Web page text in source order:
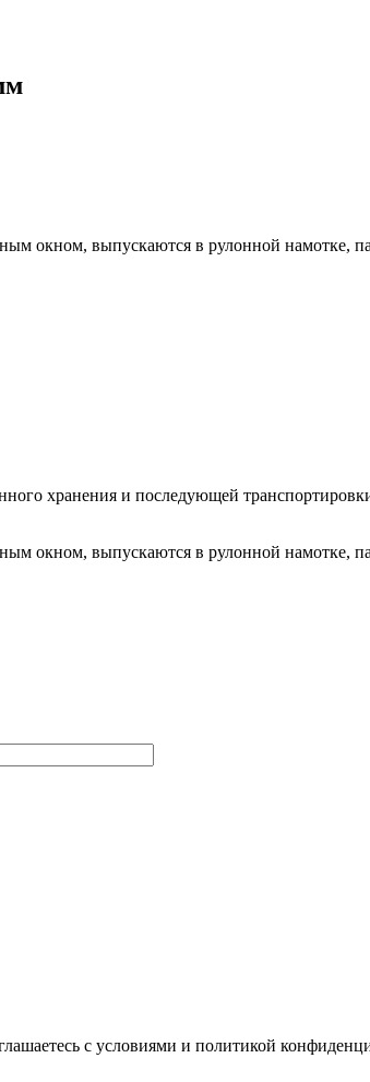
окном, выпускаются в рулонной намотке,
хранения и последующей
окном, выпускаются в рулонной намотке,
с условиями и политикой